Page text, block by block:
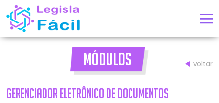
Voltar
MÓDULOS
Gerenciador Eletrônico de Documentos